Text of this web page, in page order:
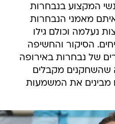
המקצוע בנבחרות
מאמני הנבחרות
נעלמה וכולם גילו
הסיקור והחשיפה
של נבחרות באירופה
שהשחקנים מקבלים
מבינים את המשמעות